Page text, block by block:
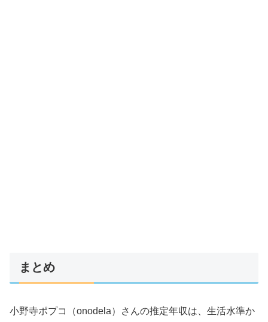
まとめ
小野寺ポプコ（onodela）さんの推定年収は、生活水準か